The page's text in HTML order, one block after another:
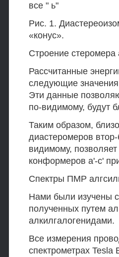
все " ь"
Рис. 1.
«конус».
Строение
Рассчитанные
следующие значения
Эти данные
по-видимому, будут
Таким образом,
диастеромеров
видимому,
конформеров а'-с'
Спектры ПМР
Нами были изучены
полученных путем
алкилгалогенидами.
Все измерения
спектрометрах